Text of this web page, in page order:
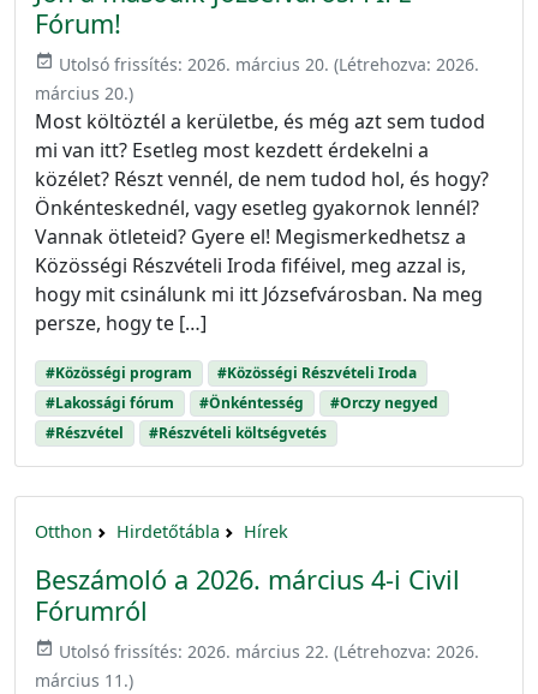
Fórum!
event_available Utolsó frissítés: 2026. március 20. (Létrehozva: 2026.
március 20.)
Most költöztél a kerületbe, és még azt sem tudod
mi van itt? Esetleg most kezdett érdekelni a
közélet? Részt vennél, de nem tudod hol, és hogy?
Önkénteskednél, vagy esetleg gyakornok lennél?
Vannak ötleteid? Gyere el! Megismerkedhetsz a
Közösségi Részvételi Iroda fiféivel, meg azzal is,
hogy mit csinálunk mi itt Józsefvárosban. Na meg
persze, hogy te […]
#Közösségi program
#Közösségi Részvételi Iroda
#Lakossági fórum
#Önkéntesség
#Orczy negyed
#Részvétel
#Részvételi költségvetés
Otthon Hirdetőtábla Hírek
Beszámoló a 2026. március 4-i Civil
Fórumról
event_available Utolsó frissítés: 2026. március 22. (Létrehozva: 2026.
március 11.)